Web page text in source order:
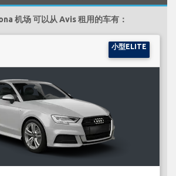
机场 可以从 Avis 租用的车有：
小型ELITE